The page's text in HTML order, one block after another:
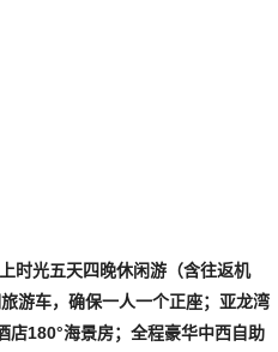
时光五天四晚休闲游（含往返机
游车，确保一人一个正座；亚龙湾
店180°海景房；全程豪华中西自助